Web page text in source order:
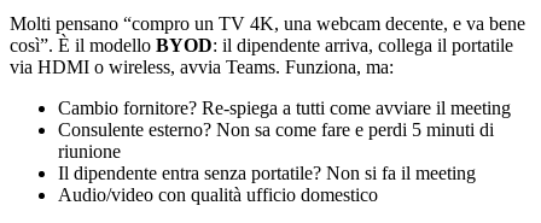
Molti pensano “compro un TV 4K, una webcam decente, e va bene
così”. È il modello BYOD: il dipendente arriva, collega il portatile
via HDMI o wireless, avvia Teams. Funziona, ma:
Cambio fornitore? Re-spiega a tutti come avviare il meeting
Consulente esterno? Non sa come fare e perdi 5 minuti di
riunione
Il dipendente entra senza portatile? Non si fa il meeting
Audio/video con qualità ufficio domestico